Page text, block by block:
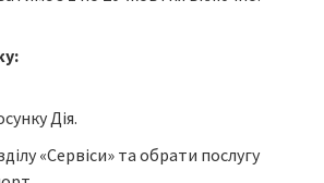
Дія.
«Сервіси» та обрати послугу